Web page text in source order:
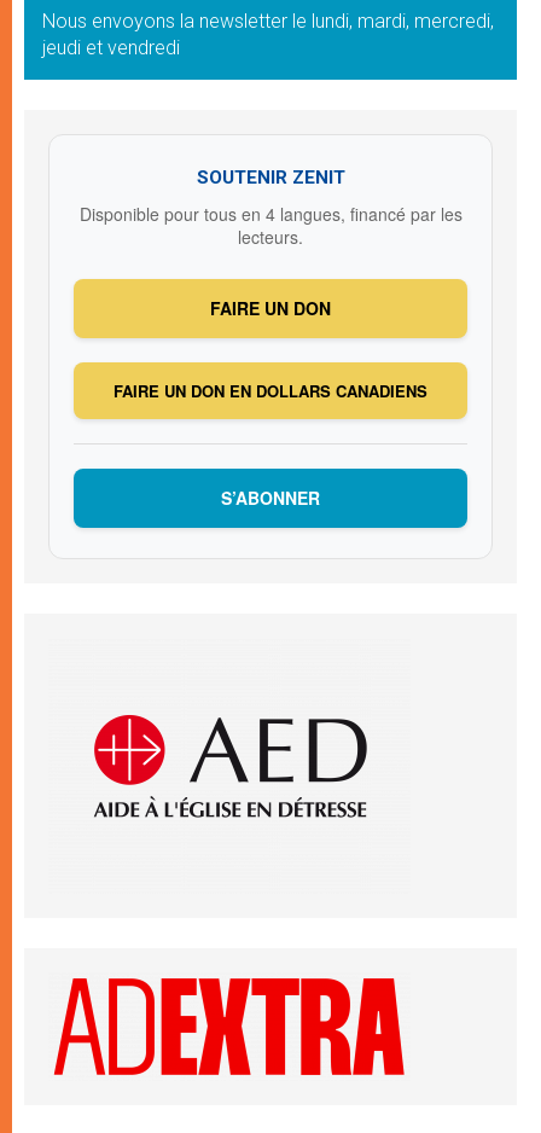
Nous envoyons la newsletter le lundi, mardi, mercredi,
jeudi et vendredi
SOUTENIR ZENIT
Disponible pour tous en 4 langues, financé par les
lecteurs.
FAIRE UN DON
FAIRE UN DON EN DOLLARS CANADIENS
S’ABONNER